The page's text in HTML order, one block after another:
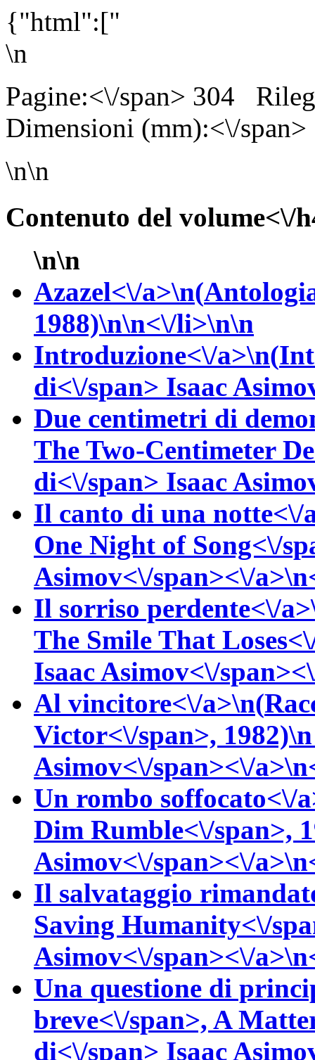
{"html":["
\n
Pagine:<\/span> 304
Dimensioni (mm):<\/
\n\n
Contenuto del volume<\/
\n\n
Azazel<\/a>\n(
1988)\n\n<\/li>\n\n
Introduzione<\/a>\n(
di<\/span> Isaac
Due centimetri di
The Two-Centimeter
di<\/span> Isaac
Il canto di una notte<\/
One Night of Song<\/
Asimov<\/span><\/
Il sorriso perdente<\/
The Smile That
IsaacAsimov<\/
Al vincitore<\/a>\n(
Victor<\/span>,
Asimov<\/span><\/
Un rombo soffocato<\/
Dim Rumble<\/span>,
Asimov<\/span><\/
Il salvataggio
Saving Humanity<\/
Asimov<\/span><\/
Una questione di
breve<\/span>, A
di<\/span> Isaac